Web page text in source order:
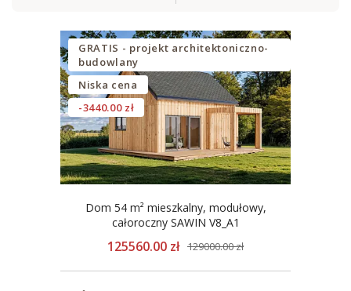
GRATIS - projekt architektoniczno-
budowlany
Niska cena
-3440.00 zł
Dom 54 m² mieszkalny, modułowy,
całoroczny SAWIN V8_A1
125560.00 zł 129000.00 zł